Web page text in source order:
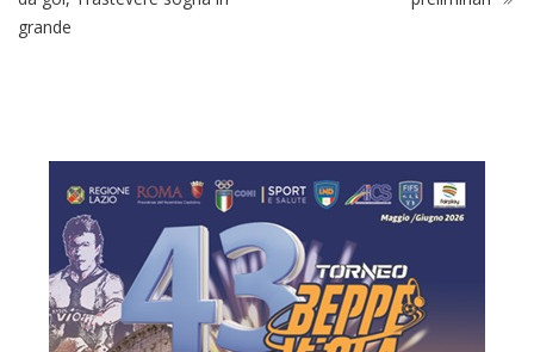
grande